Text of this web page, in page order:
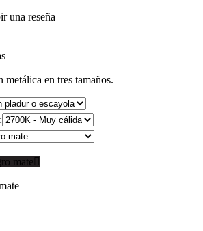
una reseña
metálica en tres tamaños.
mate 